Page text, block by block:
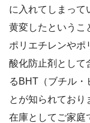
に入れてしまって
黄変したというこ
ポリエチレンやポ
酸化防止剤として
るBHT（ブチル・
とが知られており
在庫としてご家庭